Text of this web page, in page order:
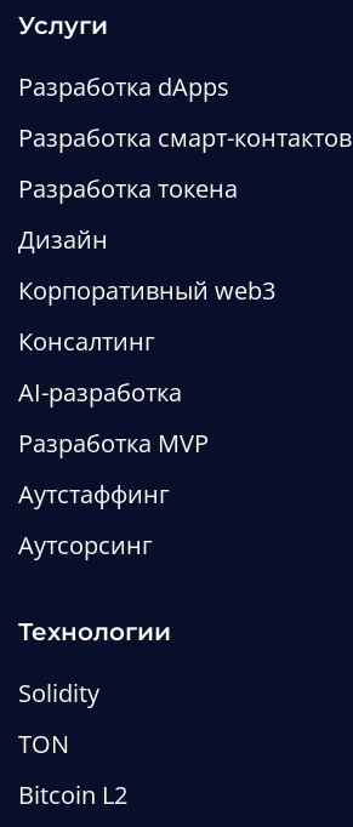
Услуги
Разработка dApps
Разработка смарт-контактов
Разработка токена
Дизайн
Корпоративный web3
Консалтинг
AI-разработка
Разработка MVP
Аутстаффинг
Аутсорсинг
Технологии
Solidity
TON
Bitcoin L2